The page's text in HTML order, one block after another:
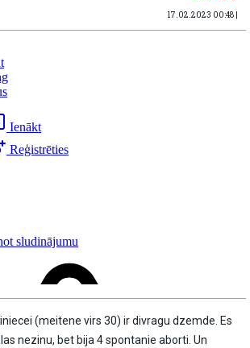
17.02.2023 00:48 |
(meitene virs 30) ir divragu dzemde. Es
nezinu, bet bija 4 spontanie aborti. Un